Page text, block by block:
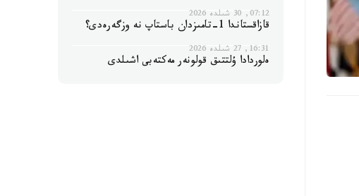
07:12, 30 شىلدە 2026
قازاقستاندا 1-تامىزدان باستاپ نە وزگەرەدى؟
16:31, 27 شىلدە 2026
ەلوردادا ۇلتتىق قولونەر مەكتەبى اشىلدى